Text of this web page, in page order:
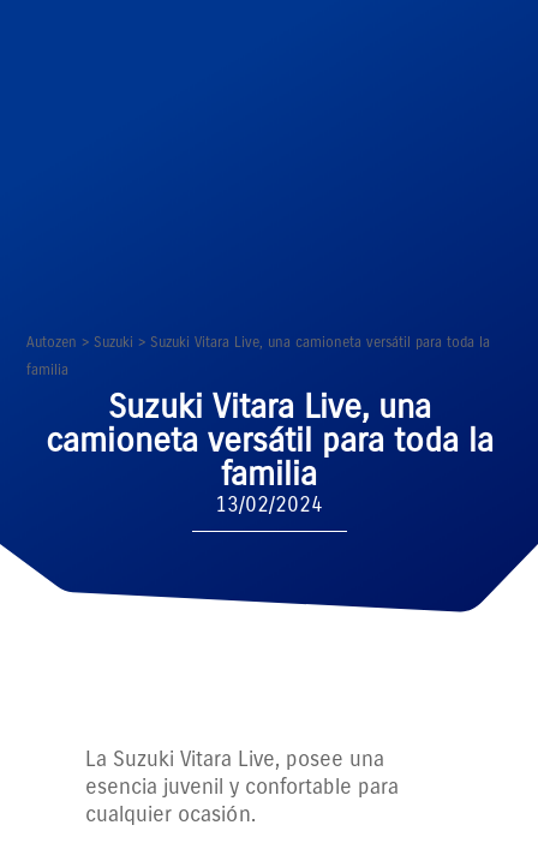
Autozen >Suzuki >Suzuki Vitara Live, una camioneta versátil para toda la
familia
Suzuki Vitara Live, una
camioneta versátil para toda la
familia
13/02/2024
La Suzuki Vitara Live, posee una
esencia juvenil y confortable para
cualquier ocasión.